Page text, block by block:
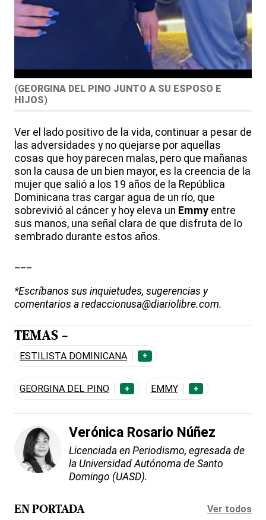
(GEORGINA DEL PINO JUNTO A SU ESPOSO E
HIJOS)
Ver el lado positivo de la vida, continuar a pesar de
las adversidades y no quejarse por aquellas
cosas que hoy parecen malas, pero que mañanas
son la causa de un bien mayor, es la creencia de la
mujer que salió a los 19 años de la República
Dominicana tras cargar agua de un río, que
sobrevivió al cáncer y hoy eleva un Emmy entre
sus manos, una señal clara de que disfruta de lo
sembrado durante estos años.
*Escríbanos sus inquietudes, sugerencias y
comentarios a redaccionusa@diariolibre.com.
TEMAS -
ESTILISTA DOMINICANA +
GEORGINA DEL PINO + EMMY +
Verónica Rosario Núñez
Licenciada en Periodismo, egresada de
la Universidad Autónoma de Santo
Domingo (UASD).
EN PORTADA Ver todos